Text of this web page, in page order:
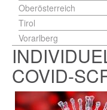
Oberösterreich
Tirol
Vorarlberg
COVID-